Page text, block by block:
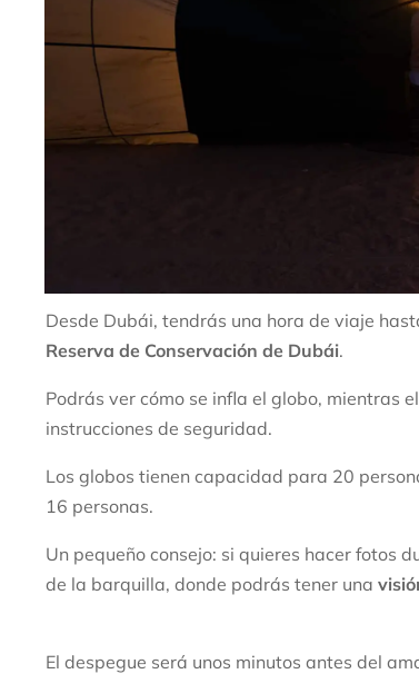
Desde Dubái, tendrás una hora de viaje
Reserva de Conservación de Dubái.
Podrás ver cómo se infla el globo, mientras
instrucciones de seguridad.
Los globos tienen capacidad para 20
16 personas.
Un pequeño consejo: si quieres hacer fotos
de la barquilla, donde podrás tener una
El despegue será unos minutos antes del